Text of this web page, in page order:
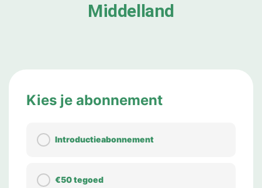
Middelland
Kies je abonnement
Introductieabonnement
€50 tegoed